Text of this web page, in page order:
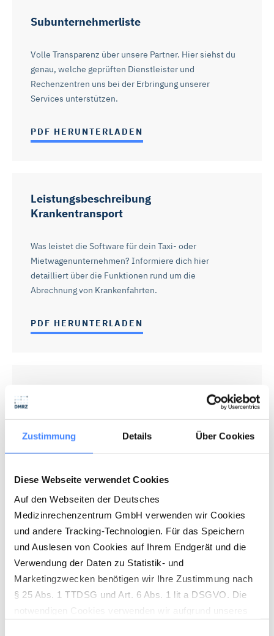
Zustimmung Details Über Cookies
Diese Webseite verwendet Cookies
Auf den Webseiten der Deutsches
Medizinrechenzentrum GmbH verwenden wir Cookies
und andere Tracking-Technologien. Für das Speichern
und Auslesen von Cookies auf Ihrem Endgerät und die
Verwendung der Daten zu Statistik- und
Marketingzwecken benötigen wir Ihre Zustimmung nach
§ 25 Abs. 1 TTDSG und Art. 6 Abs. 1 lit a DSGVO. Die
Subunternehmerliste
Volle Transparenz über unsere Partner. Hier siehst du
genau, welche geprüften Dienstleister und
Rechenzentren uns bei der Erbringung unserer
Services unterstützen.
PDF HERUNTERLADEN
Leistungsbeschreibung
Krankentransport
Was leistet die Software für dein Taxi- oder
Mietwagenunternehmen? Informiere dich hier
detailliert über die Funktionen rund um die
Abrechnung von Krankenfahrten.
PDF HERUNTERLADEN
Erfahre ganz genau, was in unserer Software steckt.
Hier findest du alle Details zum Funktionsumfang für
ambulante Pflegedienste, Tages- und Intensivpflege
PDF HERUNTERLADEN
Leistungsbeschreibung Heilmittel
Transparenz für deine Praxis. Lade dir die detaillierte